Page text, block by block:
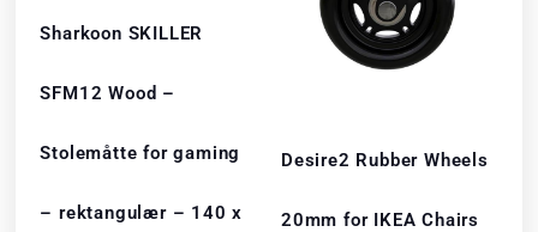
Sharkoon SKILLER
SFM12 Wood –
Stolemåtte for gaming
– rektangulær – 140 x
Desire2 Rubber Wheels
20mm for IKEA Chairs